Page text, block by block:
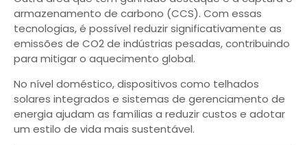
armazenamento de carbono (CCS). Com essas
tecnologias, é possível reduzir significativamente as
emissões de CO2 de indústrias pesadas, contribuindo
para mitigar o aquecimento global.
No nível doméstico, dispositivos como telhados
solares integrados e sistemas de gerenciamento de
energia ajudam as famílias a reduzir custos e adotar
um estilo de vida mais sustentável.